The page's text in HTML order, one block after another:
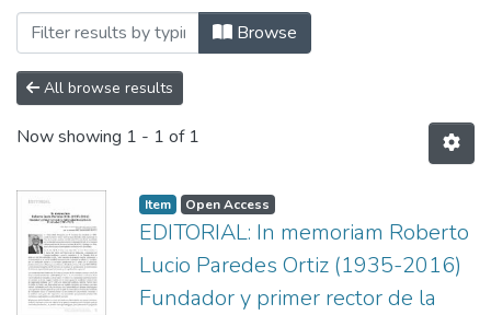
Browsing Revista, Ciencia, Cultura y
Browse
All browse results
Now showing 1 - 1 of 1
Item Open Access
EDITORIAL: In memoriam Roberto
Lucio Paredes Ortiz (1935-2016)
Fundador y primer rector de la